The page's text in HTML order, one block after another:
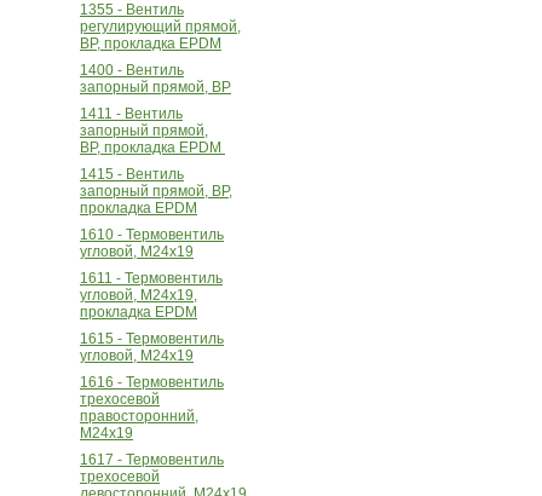
1355 - Вентиль
регулирующий прямой,
ВР, прокладка EPDM
1400 - Вентиль
запорный прямой, ВР
1411 - Вентиль
запорный прямой,
ВР, прокладка EPDM
1415 - Вентиль
запорный прямой, ВР,
прокладка EPDM
1610 - Термовентиль
угловой, M24x19
1611 - Термовентиль
угловой, М24х19,
прокладка EPDM
1615 - Термовентиль
угловой, М24х19
1616 - Термовентиль
трехосевой
правосторонний,
М24х19
1617 - Термовентиль
трехосевой